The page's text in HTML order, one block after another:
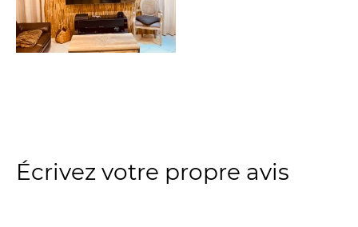
Écrivez votre propre avis